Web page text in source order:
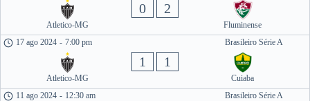
Atletico-MG
0 2
Fluminense
Brasileiro Série A
17 ago 2024 - 7:00 pm
Atletico-MG
1 1
Cuiaba
Brasileiro Série A
11 ago 2024 - 12:30 am